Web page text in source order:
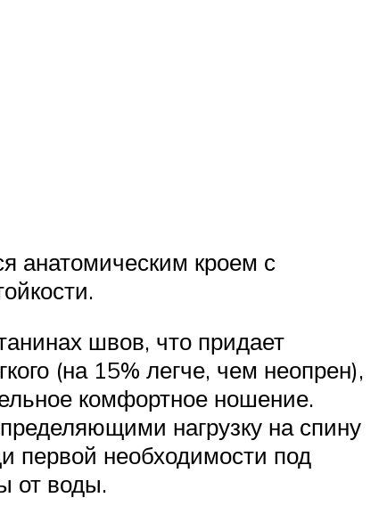
анатомическим кроем с
швов, что придает
(на 15% легче, чем неопрен),
комфортное ношение.
нагрузку на спину
первой необходимости под
от воды.